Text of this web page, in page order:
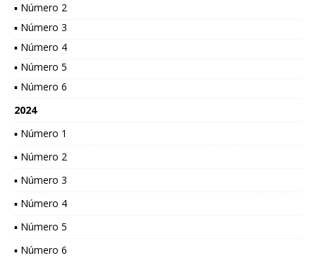
▪ Número 2
▪ Número 3
▪ Número 4
▪ Número 5
▪ Número 6
2024
▪ Número 1
▪ Número 2
▪ Número 3
▪ Número 4
▪ Número 5
▪ Número 6